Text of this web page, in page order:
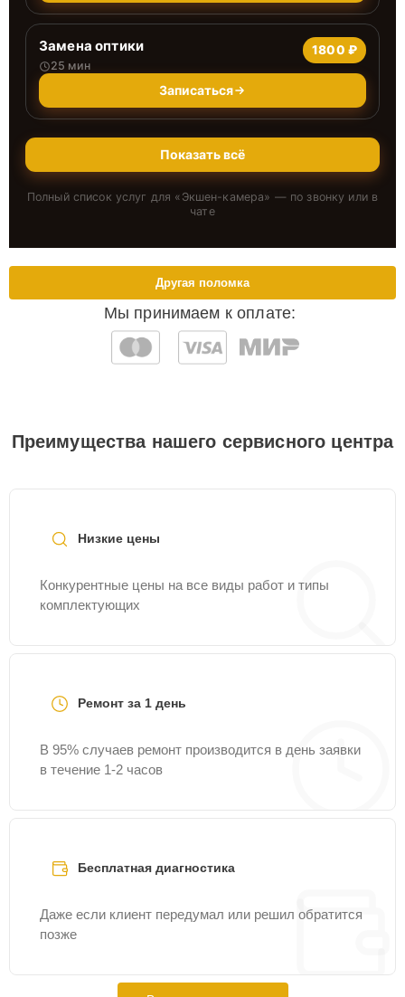
Замена оптики
25 мин
1800 ₽
Записаться
Показать всё
Полный список услуг для « Экшен-камера» — по звонку или в
чате
Мы принимаем к оплате:
Другая поломка
Преимущества нашего сервисного центра
Низкие цены
Конкурентные цены на все виды работ и типы
комплектующих
Ремонт за 1 день
В 95% случаев ремонт производится в день заявки
в течение 1-2 часов
Бесплатная диагностика
Даже если клиент передумал или решил обратится
позже